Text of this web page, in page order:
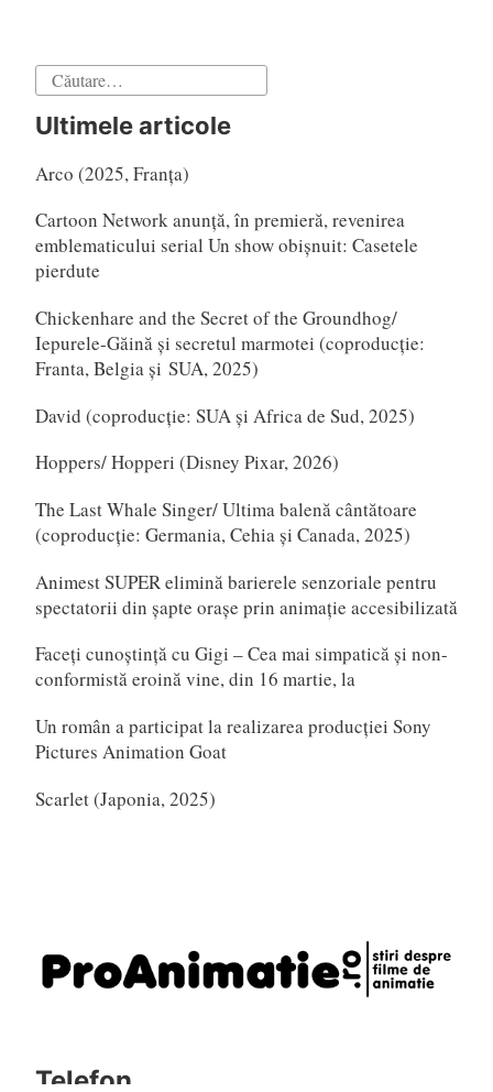
Caută
Ultimele articole
Arco (2025, Franța)
Cartoon Network anunță, în premieră, revenirea
emblematicului serial Un show obișnuit: Casetele
pierdute
Chickenhare and the Secret of the Groundhog/
Iepurele-Găină și secretul marmotei (coproducție:
Franta, Belgia și SUA, 2025)
David (coproducție: SUA și Africa de Sud, 2025)
Hoppers/ Hopperi (Disney Pixar, 2026)
The Last Whale Singer/ Ultima balenă cântătoare
(coproducție: Germania, Cehia și Canada, 2025)
Animest SUPER elimină barierele senzoriale pentru
spectatorii din șapte orașe prin animație accesibilizată
Faceți cunoștință cu Gigi – Cea mai simpatică și non-
conformistă eroină vine, din 16 martie, la
Un român a participat la realizarea producției Sony
Pictures Animation Goat
Scarlet (Japonia, 2025)
Telefon